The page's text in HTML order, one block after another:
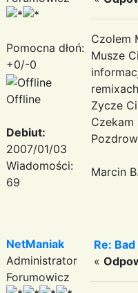
Pomocna dłoń:
+0/-0
Offline
Debiut:
2007/01/03
Wiadomości:
69
Czolem
Musze
Zycze
Czekam
Marcin B.
NetManiak
Administrator
Forumowicz
Re:
«